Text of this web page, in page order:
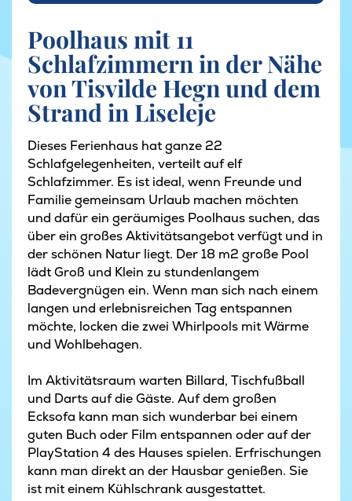
Poolhaus mit 11
Schlafzimmern in der Nähe
von Tisvilde Hegn und dem
Strand in Liseleje
Dieses Ferienhaus hat ganze 22
Schlafgelegenheiten, verteilt auf elf
Schlafzimmer. Es ist ideal, wenn Freunde und
Familie gemeinsam Urlaub machen möchten
und dafür ein geräumiges Poolhaus suchen, das
über ein großes Aktivitätsangebot verfügt und in
der schönen Natur liegt. Der 18 m2 große Pool
lädt Groß und Klein zu stundenlangem
Badevergnügen ein. Wenn man sich nach einem
langen und erlebnisreichen Tag entspannen
möchte, locken die zwei Whirlpools mit Wärme
und Wohlbehagen.
Im Aktivitätsraum warten Billard, Tischfußball
und Darts auf die Gäste. Auf dem großen
Ecksofa kann man sich wunderbar bei einem
guten Buch oder Film entspannen oder auf der
PlayStation 4 des Hauses spielen. Erfrischungen
kann man direkt an der Hausbar genießen. Sie
ist mit einem Kühlschrank ausgestattet.